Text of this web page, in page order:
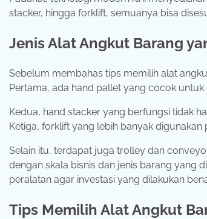
stacker, hingga forklift, semuanya bisa
Jenis Alat Angkut Barang
Sebelum membahas tips memilih alat
Pertama, ada hand pallet yang cocok
Kedua, hand stacker yang berfungsi tidak
Ketiga, forklift yang lebih banyak
Selain itu, terdapat juga trolley dan
dengan skala bisnis dan jenis barang yang
peralatan agar investasi yang dilakukan
Tips Memilih Alat Angkut